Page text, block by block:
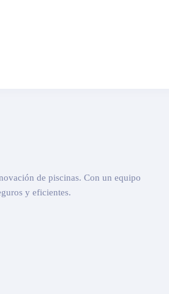
de piscinas. Con un equipo
y eficientes.